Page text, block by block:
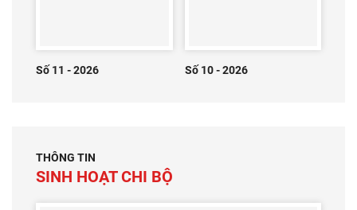
Số 11 - 2026 Số 10 - 2026
THÔNG TIN
SINH HOẠT CHI BỘ